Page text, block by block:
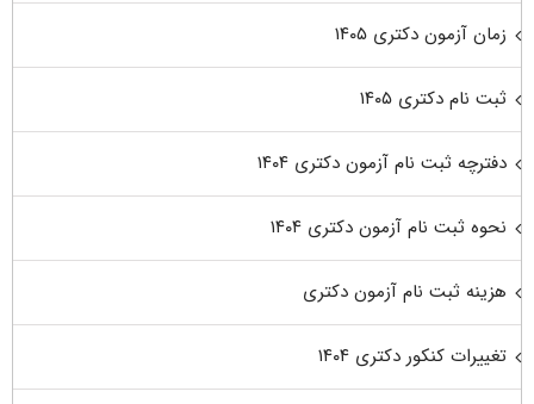
زمان آزمون دکتری ۱۴۰۵
ثبت نام دکتری ۱۴۰۵
دفترچه ثبت نام آزمون دکتری ۱۴۰۴
نحوه ثبت نام آزمون دکتری ۱۴۰۴
هزینه ثبت نام آزمون دکتری
تغییرات کنکور دکتری ۱۴۰۴